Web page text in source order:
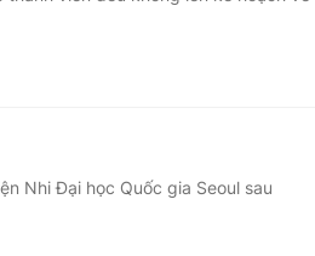
Học trực tuyến
Nhi Đại học Quốc gia Seoul sau